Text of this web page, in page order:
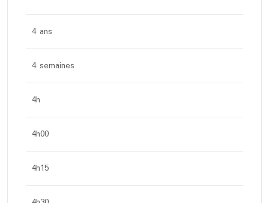
4 ans
4 semaines
4h
4h00
4h15